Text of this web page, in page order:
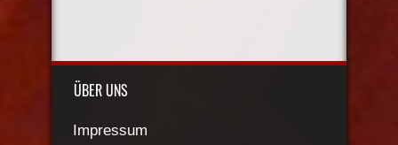
ÜBER UNS
Impressum